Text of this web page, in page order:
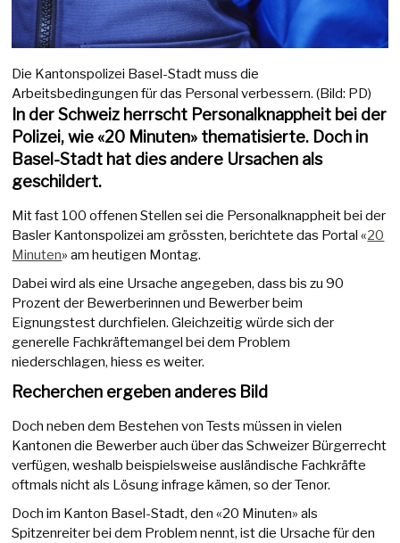
Die Kantonspolizei Basel-Stadt muss die
Arbeitsbedingungen für das Personal verbessern. (Bild: PD)
In der Schweiz herrscht Personalknappheit bei der
Polizei, wie «20 Minuten» thematisierte. Doch in
Basel-Stadt hat dies andere Ursachen als
geschildert.
Mit fast 100 offenen Stellen sei die Personalknappheit bei der
Basler Kantonspolizei am grössten, berichtete das Portal «20
Minuten» am heutigen Montag.
Dabei wird als eine Ursache angegeben, dass bis zu 90
Prozent der Bewerberinnen und Bewerber beim
Eignungstest durchfielen. Gleichzeitig würde sich der
generelle Fachkräftemangel bei dem Problem
niederschlagen, hiess es weiter.
Recherchen ergeben anderes Bild
Doch neben dem Bestehen von Tests müssen in vielen
Kantonen die Bewerber auch über das Schweizer Bürgerrecht
verfügen, weshalb beispielsweise ausländische Fachkräfte
oftmals nicht als Lösung infrage kämen, so der Tenor.
Doch im Kanton Basel-Stadt, den «20 Minuten» als
Spitzenreiter bei dem Problem nennt, ist die Ursache für den